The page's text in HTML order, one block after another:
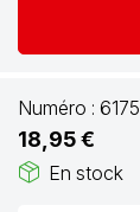
Numéro : 6175
18,95 €
package_2 En stock